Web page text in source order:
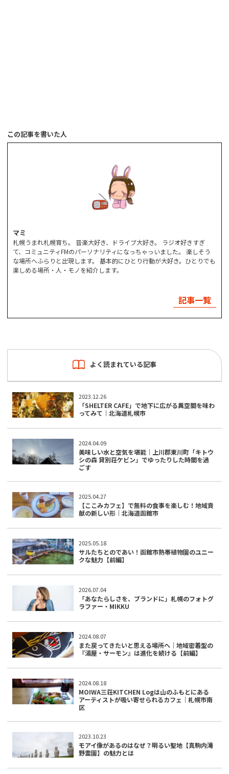
この記事を書いた人
マミ
札幌うまれ札幌育ち。 音楽大好き、ドライブ大好き。 ラジオ好きすぎ
て、コミュニティFMのパーソナリティになっちゃっいました。 楽しそう
な場所へふらりと出現します。 基本的にひとり行動が大好き。ひとりでも
楽しめる場所・人・モノを紹介します。
記事一覧
よく読まれている記事
2023.12.26
「SHELTER CAFE」で地下に広がる異空間を味わ
ってみて｜北海道札幌市
2024.04.09
美味しい水と空気を堪能｜上川郡東川町「キトウ
シの森 貸別荘ケビン」でゆったりした時間を過
ごす
2025.04.27
【ここみカフェ】で無料の食事を楽しむ！地域貢
献の新しい形｜北海道函館市
2025.05.18
サルたちとのであい！函館市熱帯植物園のユニー
クな魅力【前編】
2026.07.04
「あなたらしさを、ブランドに」札幌のフォトグ
ラファー・MIKKU
2024.08.07
また戻ってきたいと思える場所へ｜地域密着型の
『湯屋・サーモン』は進化を続ける【前編】
2024.08.18
MOIWA三荘KITCHEN Logは山のふもとにある
アーティストが吸い寄せられるカフェ｜札幌市南
区
2023.10.23
モアイ像があるのはなぜ？明るい聖地【真駒内滝
野霊園】の魅力とは